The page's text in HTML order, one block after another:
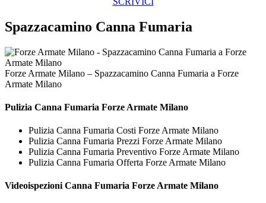
Spazzacamino Canna Fumaria
Forze Armate Milano – Spazzacamino Canna Fumaria a Forze
Armate Milano
Pulizia Canna Fumaria Forze Armate Milano
Pulizia Canna Fumaria Costi Forze Armate Milano
Pulizia Canna Fumaria Prezzi Forze Armate Milano
Pulizia Canna Fumaria Preventivo Forze Armate Milano
Pulizia Canna Fumaria Offerta Forze Armate Milano
VideoispezioniCanna Fumaria Forze Armate Milano